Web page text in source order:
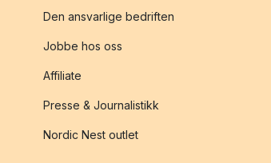
Den ansvarlige bedriften
Jobbe hos oss
Affiliate
Presse & Journalistikk
Nordic Nest outlet